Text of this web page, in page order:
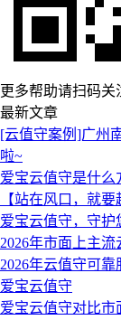
更多帮助请扫码
最新文章
[云值守案例]广州
啦~
爱宝云值守是什么
【站在风口，就
爱宝云值守，守护
2026年市面上主
2026年云值守可
爱宝云值守
爱宝云值守对比